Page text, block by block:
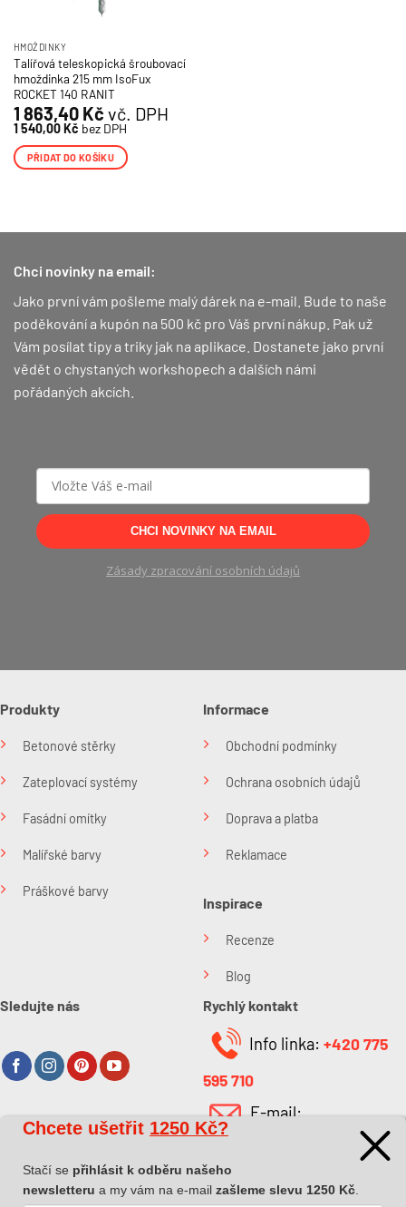
HMOŽDINKY
Talířová teleskopická šroubovací
hmoždinka 215 mm IsoFux
ROCKET 140 RANIT
1 863,40 Kč vč. DPH
1 540,00Kč bez DPH
PŘIDAT DO KOŠÍKU
Chci novinky na email:
Jako první vám pošleme malý dárek na e-mail. Bude to naše
poděkování a kupón na 500 kč pro Váš první nákup. Pak už
Vám posílat tipy a triky jak na aplikace. Dostanete jako první
vědět o chystaných workshopech a dalších námi
pořádaných akcích.
CHCI NOVINKY NA EMAIL
Zásady zpracování osobních údajů
Produkty
Betonové stěrky
Zateplovací systémy
Fasádní omítky
Malířské barvy
Práškové barvy
Informace
Obchodní podmínky
Ochrana osobních údajů
Doprava a platba
Reklamace
Inspirace
Recenze
Blog
Sledujte nás
O společnosti
O nás
Rychlý kontakt
Info linka: +420 775
595 710
E-mail:
Chcete ušetřit 1250 Kč?
Stačí se přihlásit k odběru našeho
newsletteru a my vám na e-mail zašleme slevu 1250 Kč